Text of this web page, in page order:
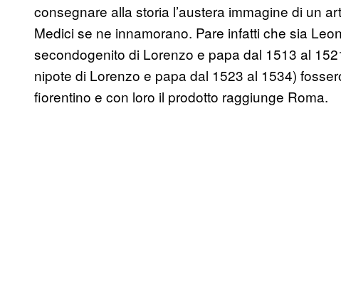
consegnare alla storia l’austera immagine di un
Medici se ne innamorano. Pare infatti che sia
secondogenito di Lorenzo e papa dal 1513 al
nipote di Lorenzo e papa dal 1523 al 1534)
fiorentino e con loro il prodotto raggiunge Roma.